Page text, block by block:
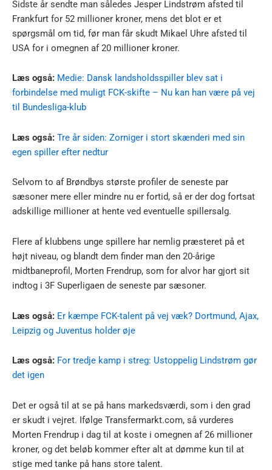
Sidste år sendte man således Jesper Lindstrøm afsted til
Frankfurt for 52 millioner kroner, mens det blot er et
spørgsmål om tid, før man får skudt Mikael Uhre afsted til
USA for i omegnen af 20 millioner kroner.
Læs også: Medie: Dansk landsholdsspiller blev sat i
forbindelse med muligt FCK-skifte – Nu kan han være på vej
til Bundesliga-klub
Læs også: Tre år siden: Zorniger i stort skænderi med sin
egen spiller efter nedtur
Selvom to af Brøndbys største profiler de seneste par
sæsoner mere eller mindre nu er fortid, så er der dog fortsat
adskillige millioner at hente ved eventuelle spillersalg.
Flere af klubbens unge spillere har nemlig præsteret på et
højt niveau, og blandt dem finder man den 20-årige
midtbaneprofil, Morten Frendrup, som for alvor har gjort sit
indtog i 3F Superligaen de seneste par sæsoner.
Læs også: Er kæmpe FCK-talent på vej væk? Dortmund, Ajax,
Leipzig og Juventus holder øje
Læs også: For tredje kamp i streg: Ustoppelig Lindstrøm gør
det igen
Det er også til at se på hans markedsværdi, som i den grad
er skudt i vejret. Ifølge Transfermarkt.com, så vurderes
Morten Frendrup i dag til at koste i omegnen af 26 millioner
kroner, og det beløb kommer efter alt at dømme kun til at
stige med tanke på hans store talent.